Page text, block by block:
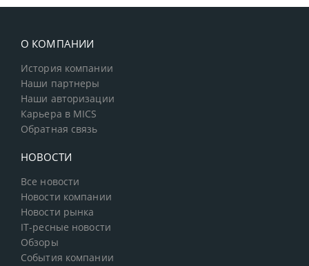
О КОМПАНИИ
История компании
Наши партнеры
Наши авторизации
Карьера в MICS
Обратная связь
НОВОСТИ
Все новости
Новости компании
Новости рынка
IT-ресные новости
Обзоры
События компании